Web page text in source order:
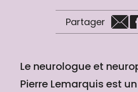
Partager
Le neurologue et
Pierre Lemarquis est